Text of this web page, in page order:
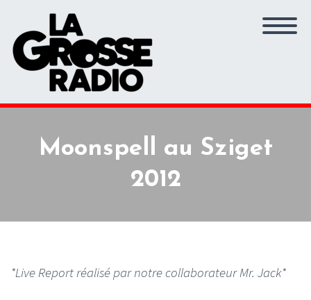
Moonspell au Sziget
2012
*Live Report réalisé par notre collaborateur Mr. Jack*